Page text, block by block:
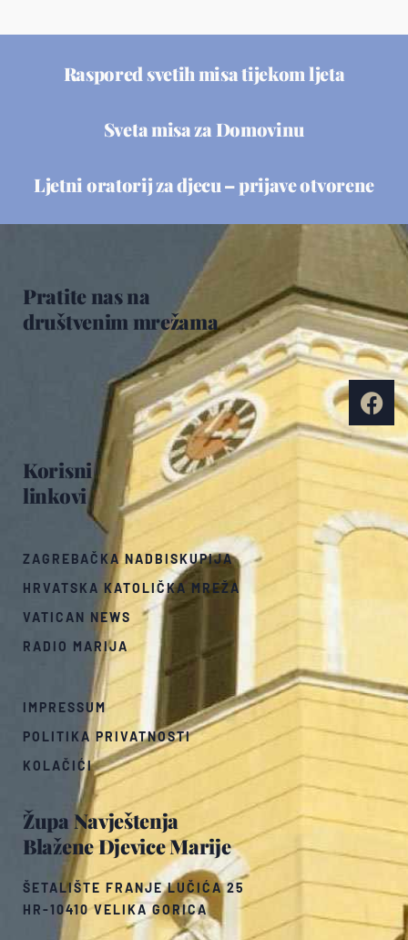
Raspored svetih misa tijekom ljeta
Sveta misa za Domovinu
Ljetni oratorij za djecu – prijave otvorene
Župa Navještenja
Blažene Djevice Marije
ŠETALIŠTE FRANJE LUČIĆA 25
HR-10410 VELIKA GORICA
Korisni
linkovi
ZAGREBAČKA NADBISKUPIJA
HRVATSKA KATOLIČKA MREŽA
VATICAN NEWS
RADIO MARIJA
IMPRESSUM
POLITIKA PRIVATNOSTI
KOLAČIĆI
Pratite nas na
društvenim mrežama